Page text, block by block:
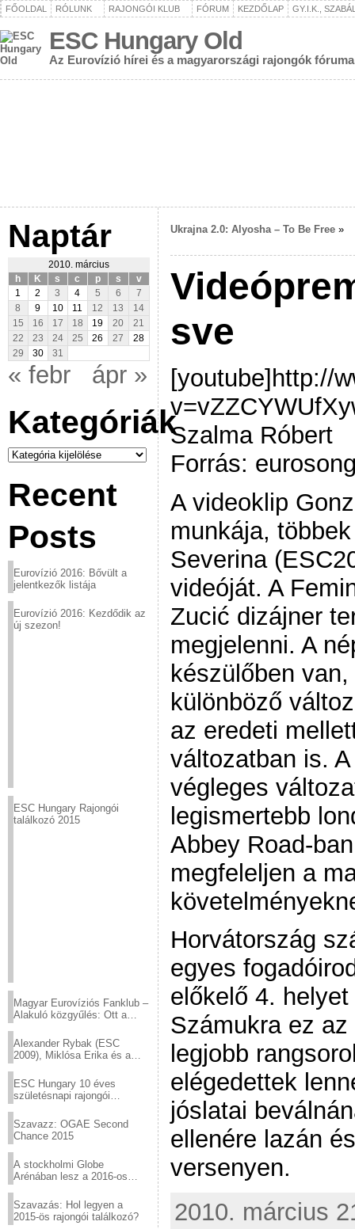
FŐOLDAL RÓLUNK RAJONGÓI KLUB FÓRUM KEZDŐLAP GY.I.K.,
ESC Hungary Old
Az Eurovízió hírei és a magyarországi rajongók fóruma
Naptár
2010. március
h
K s c p s
v
1
2 3 4 5 6
7
8
9 10 11 12 13
14
15
16 17 18 19 20
21
22
23 24 25 26 27
28
29
30 31
« febr ápr »
Kategóriák
Kategóriák
Recent
Posts
Eurovízió 2016: Bővült a
jelentkezők listája
Eurovízió 2016: Kezdődik az
új szezon!
ESC Hungary Rajongói
találkozó 2015
Magyar Eurovíziós Fanklub –
Alakuló közgyűlés: Ott a
Alexander Rybak (ESC
2009), Miklósa Erika és a
sztárjai a Margitszigeten
ESC Hungary 10 éves
születésnapi rajongói
Szavazz: OGAE Second
Chance 2015
A stockholmi Globe
Arénában lesz a 2016-os
Szavazás: Hol legyen a
2015-ös rajongói találkozó?
Ukrajna 2.0: Alyosha – To Be Free »
sve
[youtube]http://
Szalma Róbert
Forrás:
A videoklip
munkája,
Severina
videóját. A
Zucić dizájner
megjelenni. A
készülőben
különböző
az eredeti
változatban is.
végleges
legismertebb
Abbey Road-
megfeleljen a
Horvátország
egyes
előkelő 4.
Számukra ez
legjobb
elégedettek
jóslatai
ellenére lazán
versenyen.
2010. március